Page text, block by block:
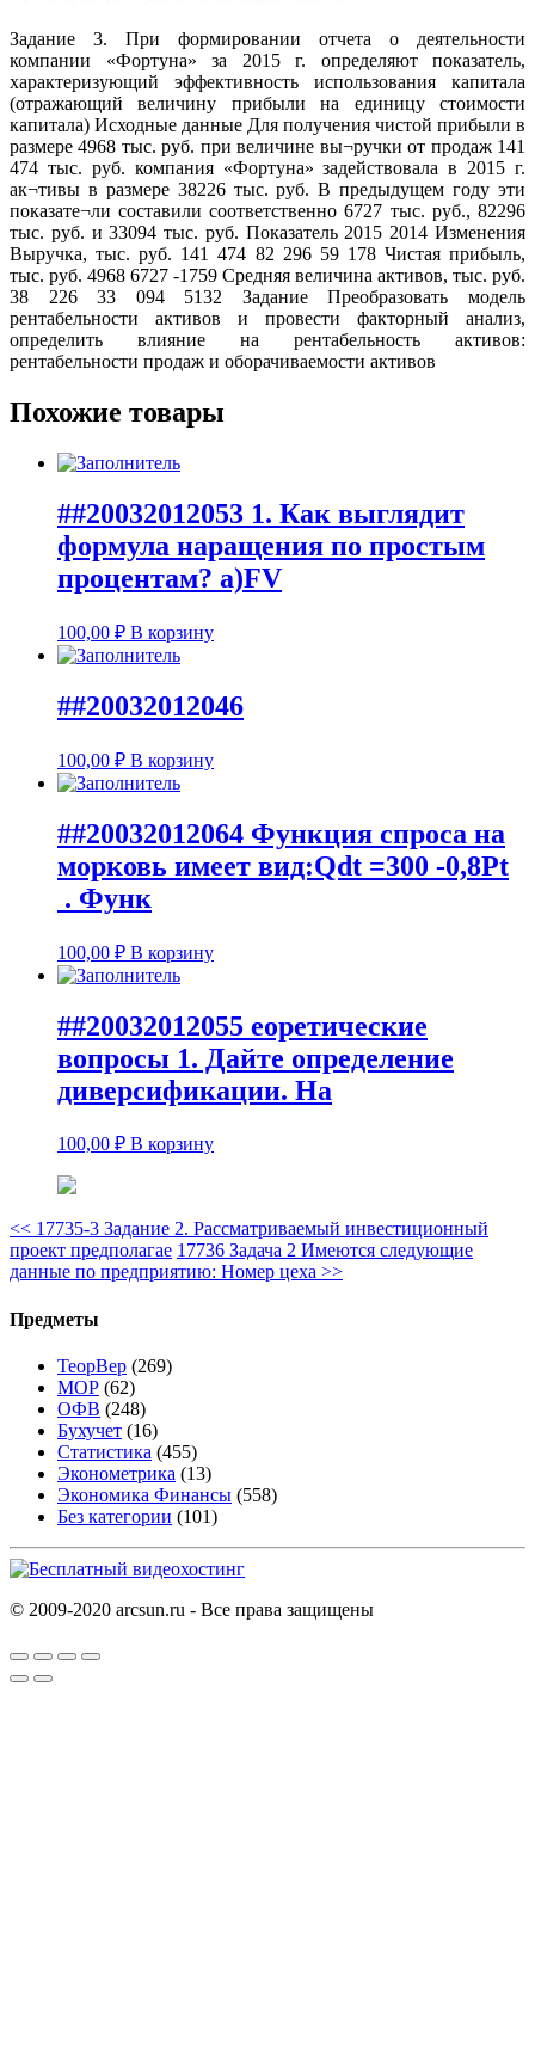
Задание 3. При формировании отчета о деятельности
компании «Фортуна» за 2015 г. определяют показатель,
характеризующий эффективность использования капитала
(отражающий величину прибыли на единицу стоимости
капитала) Исходные данные Для получения чистой прибыли в
размере 4968 тыс. руб. при величине вы¬ручки от продаж 141
474 тыс. руб. компания «Фортуна» задействовала в 2015 г.
ак¬тивы в размере 38226 тыс. руб. В предыдущем году эти
показате¬ли составили соответственно 6727 тыс. руб., 82296
тыс. руб. и 33094 тыс. руб. Показатель 2015 2014 Изменения
Выручка, тыс. руб. 141 474 82 296 59 178 Чистая прибыль,
тыс. руб. 4968 6727 -1759 Средняя величина активов, тыс. руб.
38 226 33 094 5132 Задание Преобразовать модель
рентабельности активов и провести факторный анализ,
определить влияние на рентабельность активов:
рентабельности продаж и оборачиваемости активов
Похожие товары
##20032012053 1. Как выглядит
формула наращения по простым
процентам? а)FV
100,00 ₽ В корзину
##20032012046
100,00 ₽ В корзину
##20032012064 Функция спроса на
морковь имеет вид:Qdt =300 -0,8Pt
. Функ
100,00 ₽ В корзину
##20032012055 еоретические
вопросы 1. Дайте определение
диверсификации. На
100,00 ₽ В корзину
<< 17735-3 Задание 2. Рассматриваемый инвестиционный
проект предполагае 17736 Задача 2 Имеются следующие
данные по предприятию: Номер цеха >>
Предметы
ТеорВер (269)
МОР (62)
ОФВ (248)
Бухучет (16)
Статистика (455)
Эконометрика (13)
Экономика Финансы (558)
Без категории (101)
© 2009-2020 arcsun.ru - Все права защищены